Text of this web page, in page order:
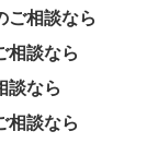
ご相談なら
相談なら
談なら
相談なら